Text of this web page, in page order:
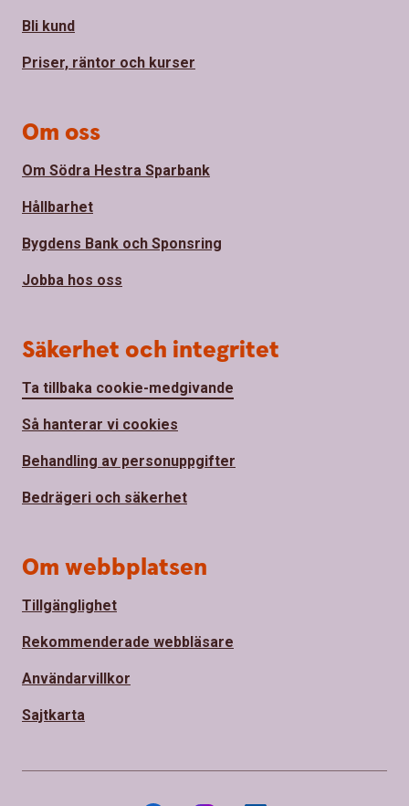
Bli kund
Priser, räntor och kurser
Om oss
Om Södra Hestra Sparbank
Hållbarhet
Bygdens Bank och Sponsring
Jobba hos oss
Säkerhet och integritet
Ta tillbaka cookie-medgivande
Så hanterar vi cookies
Behandling av personuppgifter
Bedrägeri och säkerhet
Om webbplatsen
Tillgänglighet
Rekommenderade webbläsare
Användarvillkor
Sajtkarta